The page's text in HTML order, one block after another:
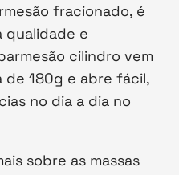
fracionado, é
qualidade e
cilindro vem
de 180g e abre fácil,
no dia a dia no
sobre as massas